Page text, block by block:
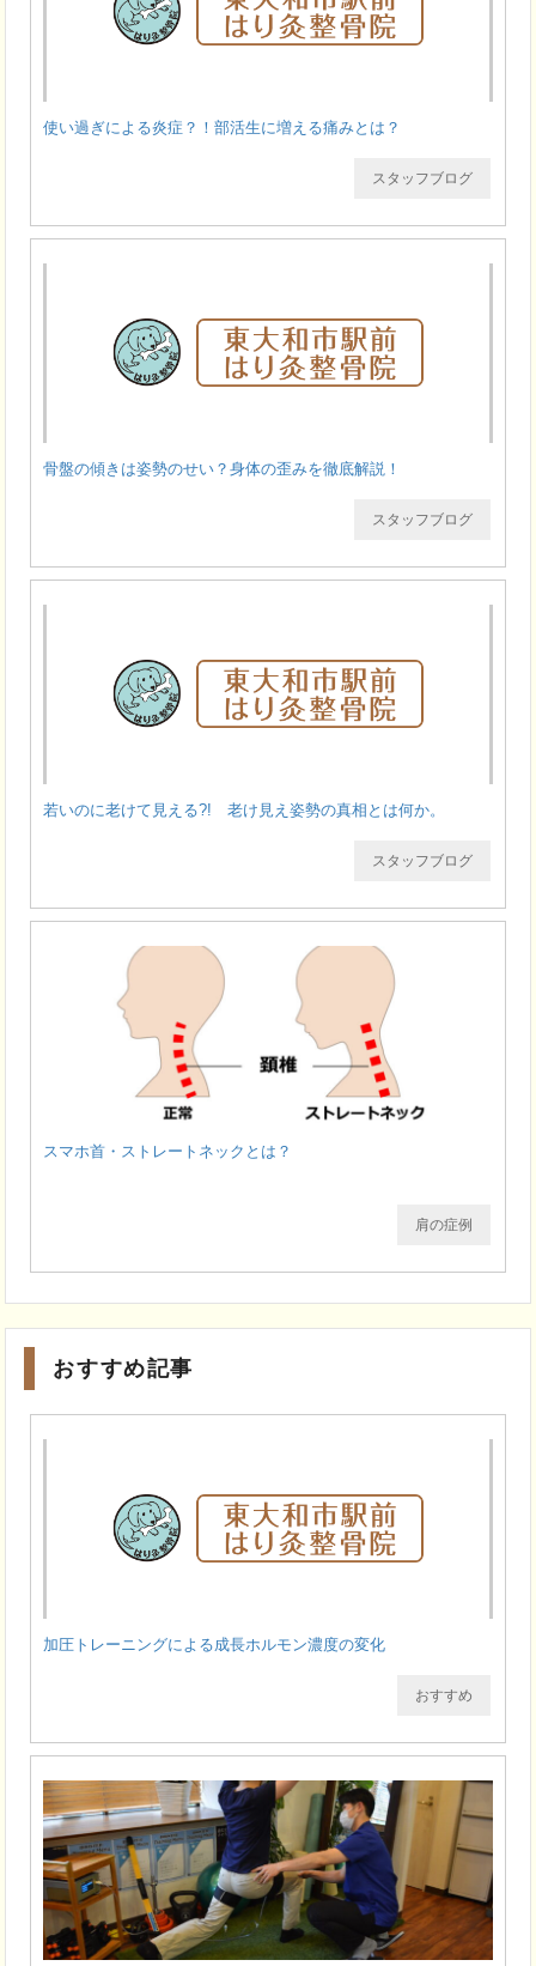
使い過ぎによる炎症？！部活生に増える痛みとは？
スタッフブログ
骨盤の傾きは姿勢のせい？身体の歪みを徹底解説！
スタッフブログ
若いのに老けて見える?! 老け見え姿勢の真相とは何か。
スタッフブログ
スマホ首・ストレートネックとは？
肩の症例
おすすめ記事
加圧トレーニングによる成長ホルモン濃度の変化
おすすめ